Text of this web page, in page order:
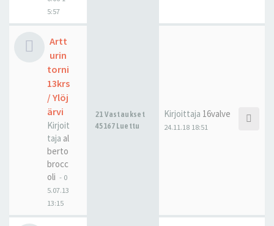
5:57
Artt
urin
torni
13krs
/ Ylöj
ärvi
Kirjoit
taja al
berto
brocc
oli - 0
5.07.13
13:15
21 Vastaukset
45167 Luettu
Kirjoittaja 16valve
24.11.18 18:51